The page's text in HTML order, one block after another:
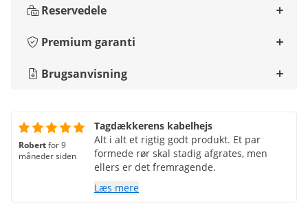
Reservedele
Premium garanti
Brugsanvisning
Robertfor 9
måneder siden
Tagdækkerens kabelhejs
Alt i alt et rigtig godt produkt. Et par
formede rør skal stadig afgrates, men
ellers er det fremragende.
Læs mere